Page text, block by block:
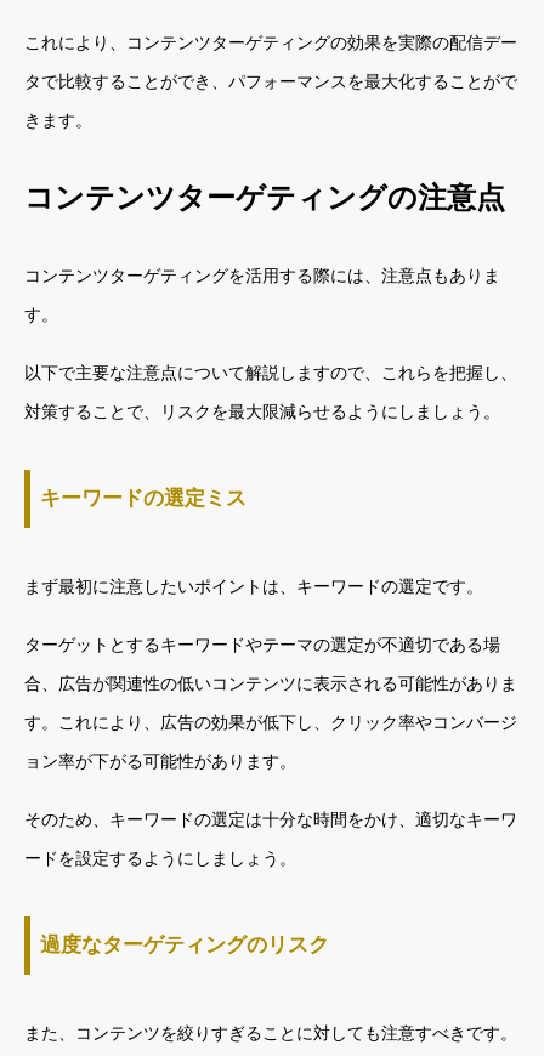
これにより、コンテンツターゲティングの効果を実際の配信デー
タで比較することができ、パフォーマンスを最大化することがで
きます。
コンテンツターゲティングの注意点
コンテンツターゲティングを活用する際には、注意点もありま
す。
以下で主要な注意点について解説しますので、これらを把握し、
対策することで、リスクを最大限減らせるようにしましょう。
キーワードの選定ミス
まず最初に注意したいポイントは、キーワードの選定です。
ターゲットとするキーワードやテーマの選定が不適切である場
合、広告が関連性の低いコンテンツに表示される可能性がありま
す。これにより、広告の効果が低下し、クリック率やコンバージ
ョン率が下がる可能性があります。
そのため、キーワードの選定は十分な時間をかけ、適切なキーワ
ードを設定するようにしましょう。
過度なターゲティングのリスク
また、コンテンツを絞りすぎることに対しても注意すべきです。